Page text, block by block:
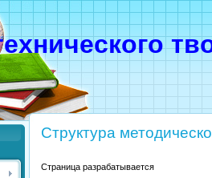
Структура
Страница разрабатывается